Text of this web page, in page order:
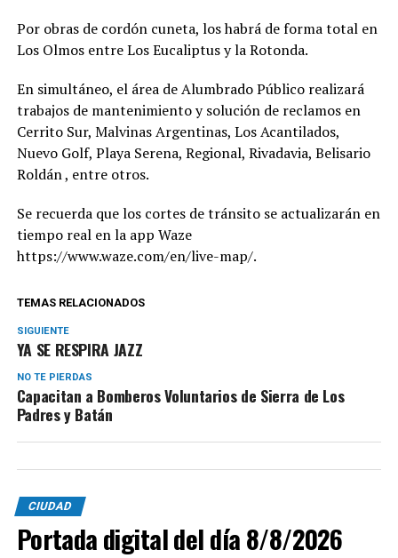
Por obras de cordón cuneta, los habrá de forma total en
Los Olmos entre Los Eucaliptus y la Rotonda.
En simultáneo, el área de Alumbrado Público realizará
trabajos de mantenimiento y solución de reclamos en
Cerrito Sur, Malvinas Argentinas, Los Acantilados,
Nuevo Golf, Playa Serena, Regional, Rivadavia, Belisario
Roldán , entre otros.
Se recuerda que los cortes de tránsito se actualizarán en
tiempo real en la app Waze
https://www.waze.com/en/live-map/.
TEMAS RELACIONADOS
SIGUIENTE
YA SE RESPIRA JAZZ
NO TE PIERDAS
Capacitan a Bomberos Voluntarios de Sierra de Los
Padres y Batán
CIUDAD
Portada digital del día 8/8/2026